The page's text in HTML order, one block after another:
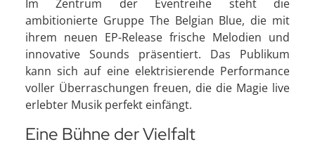
Im Zentrum der Eventreihe steht die
ambitionierte Gruppe The Belgian Blue, die mit
ihrem neuen EP-Release frische Melodien und
innovative Sounds präsentiert. Das Publikum
kann sich auf eine elektrisierende Performance
voller Überraschungen freuen, die die Magie live
erlebter Musik perfekt einfängt.
Eine Bühne der Vielfalt